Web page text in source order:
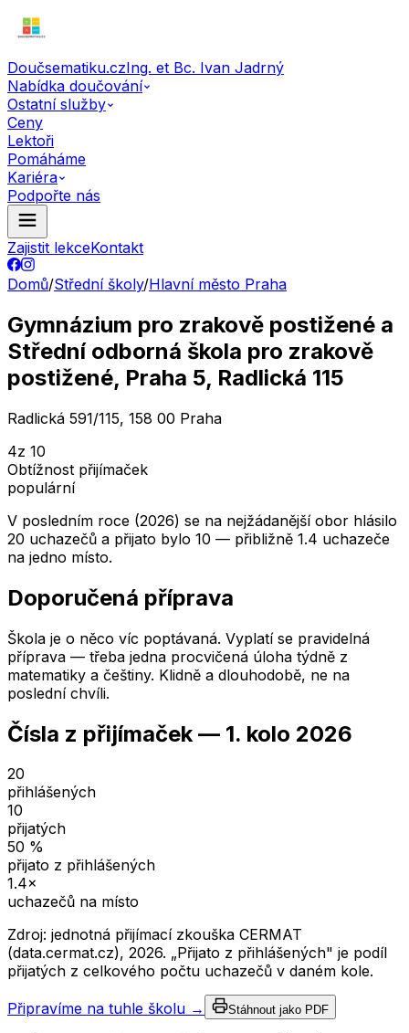
Doučsematiku.czIng. et Bc. Ivan Jadrný
Nabídka doučování
Ostatní služby
Ceny
Lektoři
Pomáháme
Kariéra
Podpořte nás
Zajistit lekceKontakt
Domů/Střední školy/Hlavní město Praha
Gymnázium pro zrakově postižené a
Střední odborná škola pro zrakově
postižené, Praha 5, Radlická 115
Radlická 591/115, 158 00 Praha
4z 10
Obtížnost přijímaček
populární
V posledním roce (2026) se na nejžádanější obor hlásilo
20 uchazečů a přijato bylo 10 — přibližně 1.4 uchazeče
na jedno místo.
Doporučená příprava
Škola je o něco víc poptávaná. Vyplatí se pravidelná
příprava — třeba jedna procvičená úloha týdně z
matematiky a češtiny. Klidně a dlouhodobě, ne na
poslední chvíli.
Čísla z přijímaček — 1. kolo 2026
20
přihlášených
10
přijatých
50 %
přijato z přihlášených
1.4×
uchazečů na místo
Zdroj: jednotná přijímací zkouška CERMAT
(data.cermat.cz), 2026. „Přijato z přihlášených" je podíl
přijatých z celkového počtu uchazečů v daném kole.
Připravíme na tuhle školu → Stáhnout jako PDF